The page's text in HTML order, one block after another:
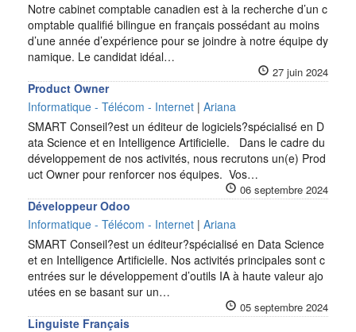
Notre cabinet comptable canadien est à la recherche d’un c
omptable qualifié bilingue en français possédant au moins
d’une année d’expérience pour se joindre à notre équipe dy
namique. Le candidat idéal…
27 juin 2024
Product Owner
Informatique - Télécom - Internet | Ariana
SMART Conseil?est un éditeur de logiciels?spécialisé en D
ata Science et en Intelligence Artificielle. Dans le cadre du
développement de nos activités, nous recrutons un(e) Prod
uct Owner pour renforcer nos équipes. Vos…
06 septembre 2024
Développeur Odoo
Informatique - Télécom - Internet | Ariana
SMART Conseil?est un éditeur?spécialisé en Data Science
et en Intelligence Artificielle. Nos activités principales sont c
entrées sur le développement d’outils IA à haute valeur ajo
utées en se basant sur un…
05 septembre 2024
Linguiste Français